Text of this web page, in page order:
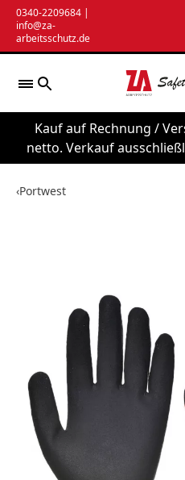
Zum
Inhalt
springen
0340-2209684 |
info@za-
arbeitsschutz.de
Kauf auf Rechnung /
netto. Verkauf
‹Portwest